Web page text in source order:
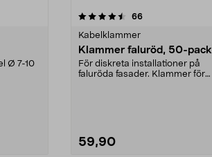
Ø 7-10
66recensioner
Kabelklammer
Klammer faluröd, 50-pack
För diskreta installationer på
faluröda fasader. Klammer för
59,90
4.0 av 5 stjärnor